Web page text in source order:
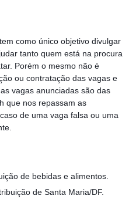
como único objetivo divulgar
tanto quem está na procura
Porém o mesmo não é
ou contratação das vagas e
vagas anunciadas são das
que nos repassam as
de uma vaga falsa ou uma
de bebidas e alimentos.
de Santa Maria/DF.